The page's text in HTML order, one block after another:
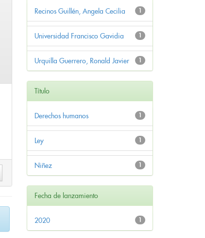
1
Recinos Guillén, Angela Cecilia
1
Universidad Francisco Gavidia
1
Urquilla Guerrero, Ronald Javier
Título
1
Derechos humanos
1
Ley
1
Niñez
Fecha de lanzamiento
1
2020